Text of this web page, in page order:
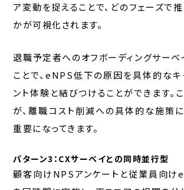
ア変動を捉えることで、どのフェーズで
かが可視化されます。
退職予定者へのオフボーディングサーベ
ことで、eNPS低下の原因を具体的なキ
ント体験と結びつけることができます。
が、離職コスト削減への具体的な施策
重要になってきます。
パターン3：CXサーベイとの同時並行型
顧客向けNPSアンケートと従業員向け